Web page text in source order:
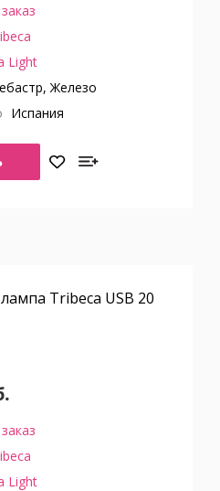
Light
Железо
Испания
Tribeca USB 20
Light